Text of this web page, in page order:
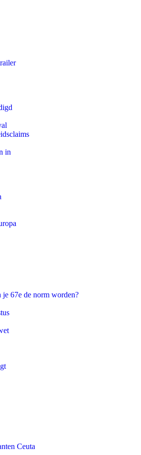
in
67e de norm worden?
Ceuta